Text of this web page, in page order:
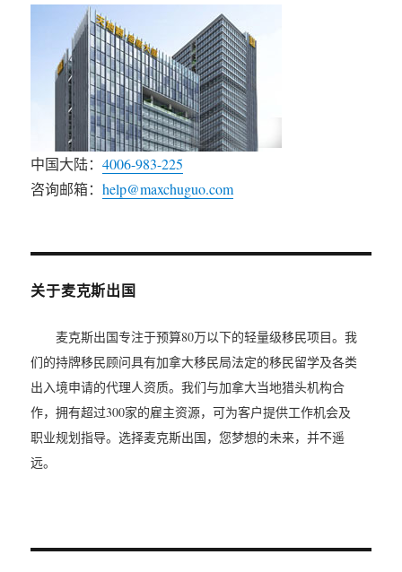
中国大陆：4006-983-225
咨询邮箱：help@maxchuguo.com
关于麦克斯出国
麦克斯出国专注于预算80万以下的轻量级移民项目。我
们的持牌移民顾问具有加拿大移民局法定的移民留学及各类
出入境申请的代理人资质。我们与加拿大当地猎头机构合
作，拥有超过300家的雇主资源，可为客户提供工作机会及
职业规划指导。选择麦克斯出国，您梦想的未来，并不遥
远。